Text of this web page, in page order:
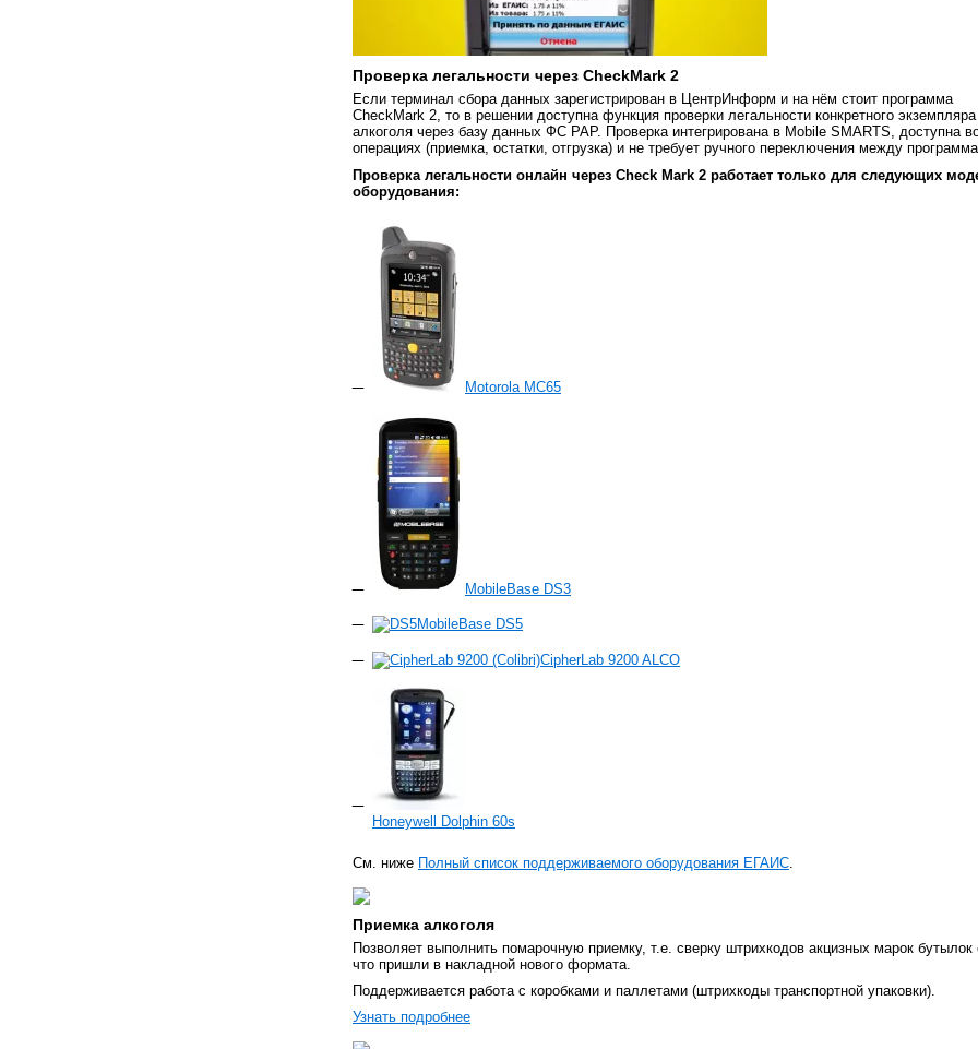
Проверка легальности через CheckMark 2
Если терминал сбора данных зарегистрирован в ЦентрИнформ и на нём стоит программа
CheckMark 2, то в решении доступна функция проверки легальности конкретного экземпляра
алкоголя через базу данных ФС РАР. Проверка интегрирована в Mobile SMARTS, доступна
операциях (приемка, остатки, отгрузка) и не требует ручного переключения между
Проверка легальности онлайн через Check Mark 2 работает только для следующих
оборудования:
Motorola MC65
MobileBase DS3
MobileBase DS5
CipherLab 9200 ALCO
Honeywell Dolphin 60s
См. ниже Полный список поддерживаемого оборудования ЕГАИС
Приемка алкоголя
Позволяет выполнить помарочную приемку, т.е. сверку штрихкодов акцизных марок бутылок
что пришли в накладной нового формата.
Поддерживается работа с коробками и паллетами (штрихкоды транспортной упаковки).
Узнать подробнее